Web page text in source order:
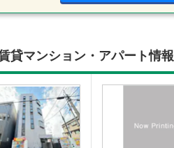
貸マンション・アパート情報